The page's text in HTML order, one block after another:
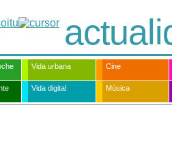
Vida urbana Cine
Vida digital Música